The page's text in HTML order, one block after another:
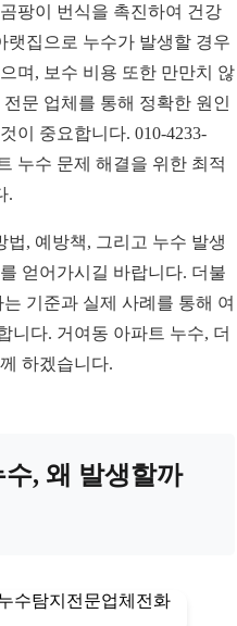
팡이 번식을 촉진하여 건강
랫집으로 누수가 발생할 경우
며, 보수 비용 또한 만만치 않
문 업체를 통해 정확한 원인
이 중요합니다. 010-4233-
누수 문제 해결을 위한 최적
.
, 예방책, 그리고 누수 발생
얻어가시길 바랍니다. 더불
기준과 실제 사례를 통해 여
니다. 거여동 아파트 누수, 더
하겠습니다.
, 왜 발생할까